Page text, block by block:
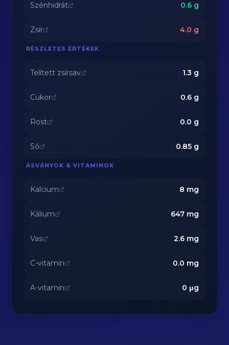
Szénhidrát 0.6g
Zsír 4.0 g
RÉSZLETES ÉRTÉKEK
Telített zsírsav 1.3 g
Cukor 0.6g
Rost 0.0 g
Só 0.85g
ÁSVÁNYOK & VITAMINOK
Kalcium 8 mg
Kálium 647mg
Vas 2.6mg
C-vitamin 0.0 mg
A-vitamin 0 μg